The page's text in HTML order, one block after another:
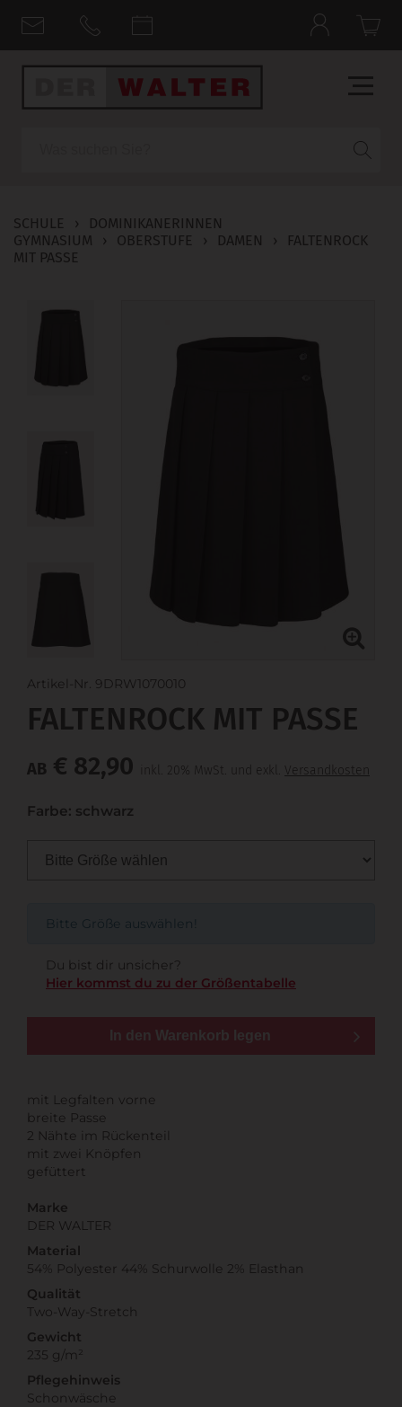
SCHULE ›
DOMINIKANERINNEN
GYMNASIUM
› OBERSTUFE › DAMEN ›
FALTENROCK
MIT PASSE
Artikel-Nr. 9DRW1070010
FALTENROCK MIT PASSE
AB € 82,90 inkl. 20% MwSt. und exkl. Versandkosten
Farbe: schwarz
Bitte Größe auswählen!
Du bist dir unsicher?
Hier kommst du zu der Größentabelle
In den Warenkorb legen
mit Legfalten vorne
breite Passe
2 Nähte im Rückenteil
mit zwei Knöpfen
gefüttert
Marke
DER WALTER
Material
54% Polyester 44% Schurwolle 2% Elasthan
Qualität
Two-Way-Stretch
Gewicht
235 g/m²
Pflegehinweis
Schonwäsche